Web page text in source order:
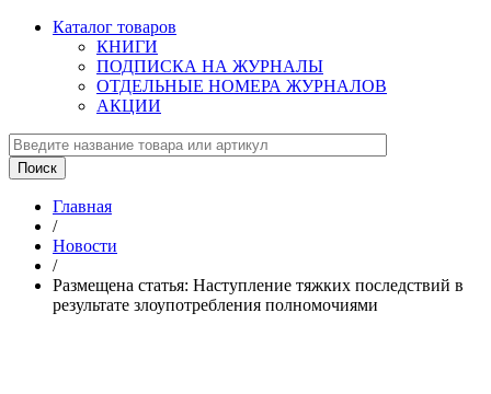
Каталог товаров
КНИГИ
ПОДПИСКА НА ЖУРНАЛЫ
ОТДЕЛЬНЫЕ НОМЕРА ЖУРНАЛОВ
АКЦИИ
Главная
/
Новости
/
Размещена статья: Наступление тяжких последствий в
результате злоупотребления полномочиями